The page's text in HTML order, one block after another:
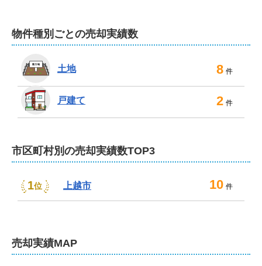
物件種別ごとの売却実績数
土地 8 件
戸建て 2 件
市区町村別の売却実績数TOP3
1位 上越市 10 件
売却実績MAP